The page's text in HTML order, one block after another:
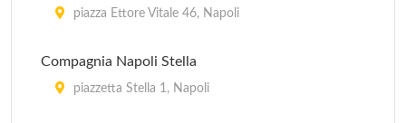
piazza Ettore Vitale 46, Napoli
Compagnia Napoli Stella
piazzetta Stella 1, Napoli